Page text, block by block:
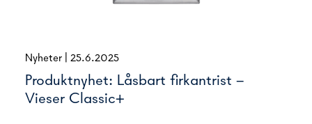
Nyheter 25.6.2025
Produktnyhet: Låsbart firkantrist –
Vieser Classic+